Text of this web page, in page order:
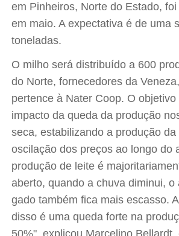
em Pinheiros, Norte do Estado,
em maio. A expectativa é de uma
toneladas.
O milho será distribuído a 600
do Norte, fornecedores da
pertence à Nater Coop. O
impacto da queda da produção
seca, estabilizando a produção da
oscilação dos preços ao longo do
produção de leite é
aberto, quando a chuva diminui, o
gado também fica mais escasso.
disso é uma queda forte na
50%", explicou Marcelino